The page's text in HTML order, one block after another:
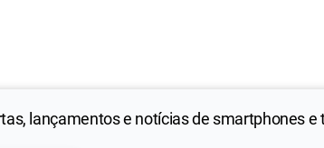
lançamentos e notícias de smartphones e